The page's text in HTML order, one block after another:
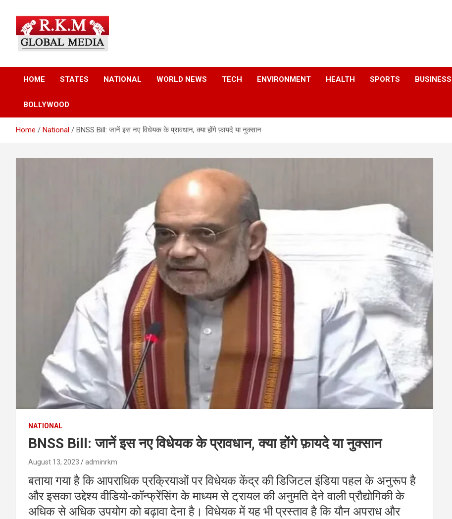
content
Latest Hindi News &
Global Media
and the World
HOME
STATES NATIONAL WORLD NEWS TECH ENVIRONMENT HEALTH SPORTS BUSINESS
BOLLYWOOD
Home National BNSS Bill: जानें इस नए विधेयक के प्रावधान, क्या होंगे फ़ायदे या नुक्सान
NATIONAL
BNSS Bill: जानें इस नए विधेयक के प्रावधान, क्या होंगे फ़ायदे या नुक्सान
August 13, 2023 adminrkm
बताया गया है कि आपराधिक प्रक्रियाओं पर विधेयक केंद्र की डिजिटल इंडिया पहल के अनुरूप है
और इसका उद्देश्य वीडियो-कॉन्फ्रेंसिंग के माध्यम से ट्रायल की अनुमति देने वाली प्रौद्योगिकी के
अधिक से अधिक उपयोग को बढ़ावा देना है। विधेयक में यह भी प्रस्ताव है कि यौन अपराध और